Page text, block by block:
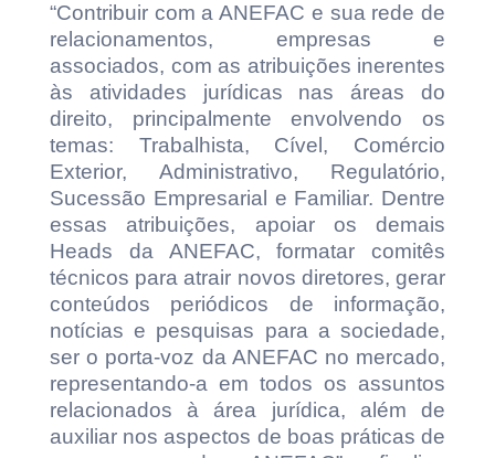
“Contribuir com a ANEFAC e sua rede de
relacionamentos, empresas e
associados, com as atribuições inerentes
às atividades jurídicas nas áreas do
direito, principalmente envolvendo os
temas: Trabalhista, Cível, Comércio
Exterior, Administrativo, Regulatório,
Sucessão Empresarial e Familiar. Dentre
essas atribuições, apoiar os demais
Heads da ANEFAC, formatar comitês
técnicos para atrair novos diretores, gerar
conteúdos periódicos de informação,
notícias e pesquisas para a sociedade,
ser o porta-voz da ANEFAC no mercado,
representando-a em todos os assuntos
relacionados à área jurídica, além de
auxiliar nos aspectos de boas práticas de